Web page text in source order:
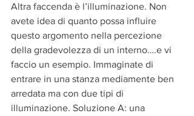
Altra faccenda è l’illuminazione. Non
avete idea di quanto possa influire
questo argomento nella percezione
della gradevolezza di un interno….e vi
faccio un esempio. Immaginate di
entrare in una stanza mediamente ben
arredata ma con due tipi di
illuminazione. Soluzione A: una